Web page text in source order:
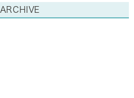
ARCHIVE